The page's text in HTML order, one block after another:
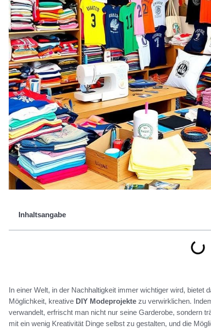
Inhaltsangabe
In einer Welt, in der Nachhaltigkeit immer wichtiger wird, bietet
Möglichkeit, kreative DIY Modeprojekte zu verwirklichen.
verwandelt, erfrischt man nicht nur seine Garderobe, sondern
mit ein wenig Kreativität Dinge selbst zu gestalten, und die